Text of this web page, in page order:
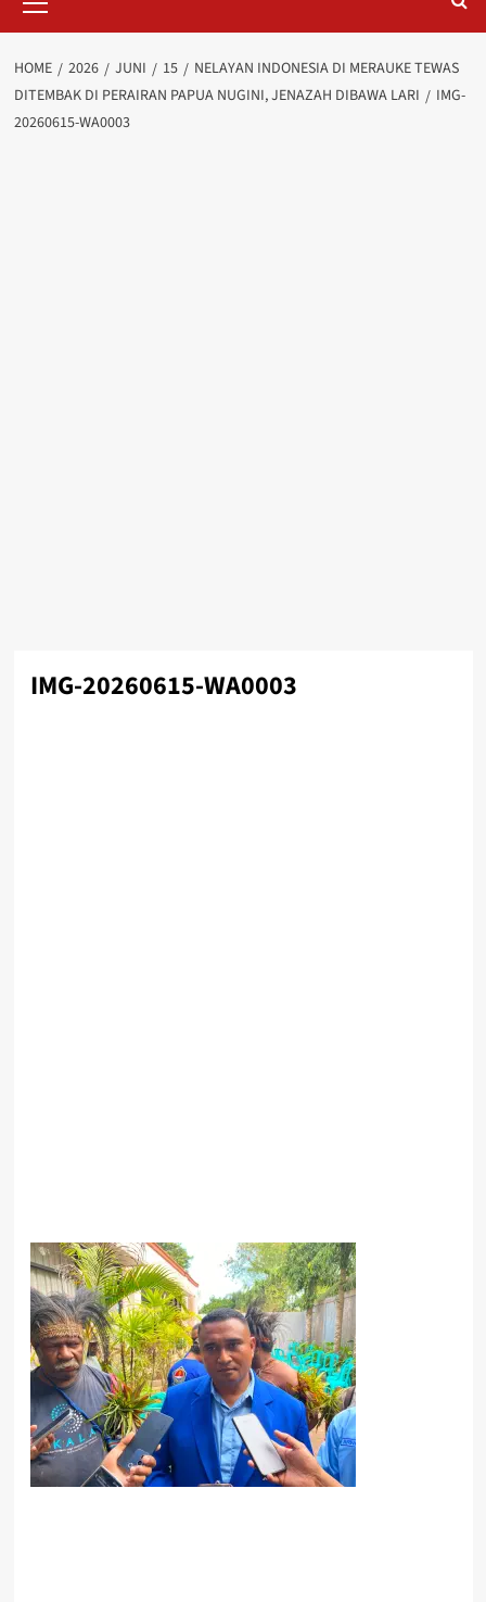
Menu
HOME 2026 JUNI 15
NELAYAN INDONESIA DI MERAUKE TEWAS
DITEMBAK DI PERAIRAN PAPUA NUGINI, JENAZAH DIBAWA LARI
IMG-
20260615-WA0003
IMG-20260615-WA0003